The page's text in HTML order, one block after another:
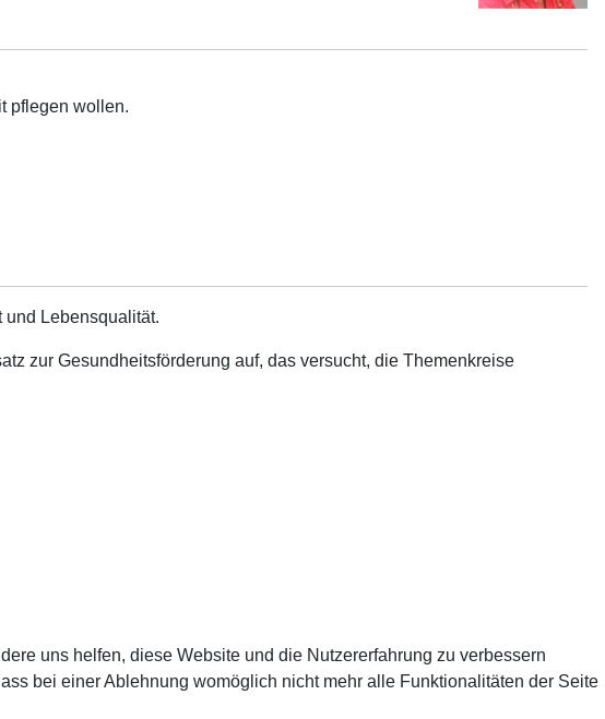
pflegen wollen.
und Lebensqualität.
zur Gesundheitsförderung auf, das versucht, die Themenkreise
uns helfen, diese Website und die Nutzererfahrung zu verbessern
bei einer Ablehnung womöglich nicht mehr alle Funktionalitäten der Seite